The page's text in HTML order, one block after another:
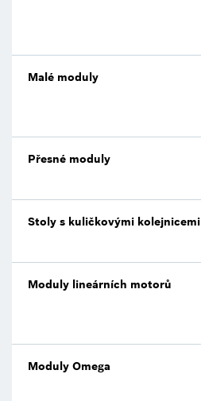
Malé moduly
Přesné moduly
Stoly s kuličkovými kolejnicemi
Moduly lineárních motorů
Moduly Omega